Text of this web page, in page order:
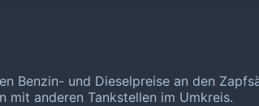
Benzin- und Dieselpreise an den
mit anderen Tankstellen im Umkreis.